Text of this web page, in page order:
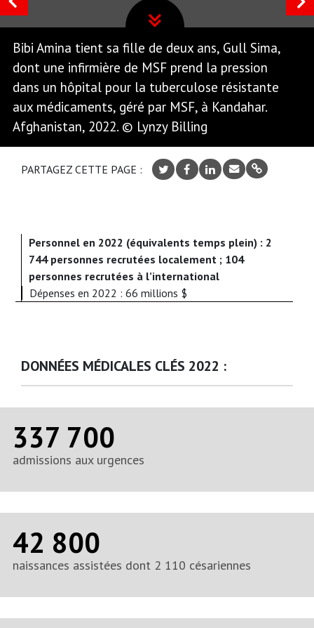
Bibi Amina tient sa fille de deux ans, Gull Sima,
dont une infirmière de MSF prend la pression
dans un hôpital pour la tuberculose résistante
aux médicaments, géré par MSF, à Kandahar.
Afghanistan, 2022. © Lynzy Billing
PARTAGEZ CETTE PAGE :
Personnel en 2022 (équivalents temps plein) : 2
744 personnes recrutées localement ; 104
personnes recrutées à l’international
Dépenses en 2022 : 66 millions $
DONNÉES MÉDICALES CLÉS 2022 :
337 700
admissions aux urgences
42 800
naissances assistées dont 2 110 césariennes